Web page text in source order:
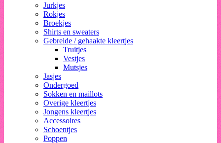
Jurkjes
Rokjes
Broekjes
Shirts en sweaters
Gebreide / gehaakte kleertjes
Truitjes
Vestjes
Mutsjes
Jasjes
Ondergoed
Sokken en maillots
Overige kleertjes
Jongens kleertjes
Accessoires
Schoentjes
Poppen